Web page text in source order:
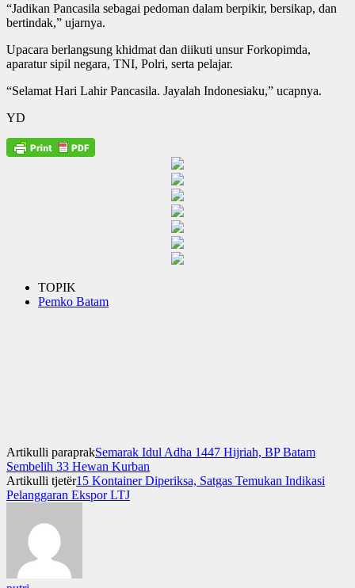
“Jadikan Pancasila sebagai pedoman dalam berpikir, bersikap, dan
bertindak,” ujarnya.
Upacara berlangsung khidmat dan diikuti unsur Forkopimda,
aparatur sipil negara, TNI, Polri, serta pelajar.
“Selamat Hari Lahir Pancasila. Jayalah Indonesiaku,” ucapnya.
YD
TOPIK
Pemko Batam
Artikulli paraprakSemarak Idul Adha 1447 Hijriah, BP Batam
Sembelih 33 Hewan Kurban
Artikulli tjetër15 Kontainer Diperiksa, Satgas Temukan Indikasi
Pelanggaran Ekspor LTJ